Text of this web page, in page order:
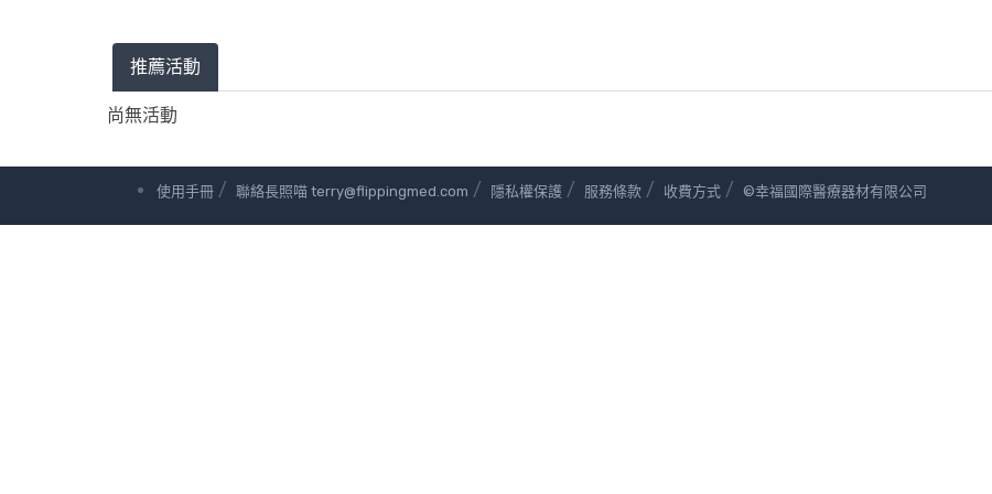
推薦活動
尚無活動
使用手冊 / 聯絡長照喵 terry@flippingmed.com / 隱私權保護 / 服務條款 / 收費方式 / ©幸福國際醫療器材有限公司